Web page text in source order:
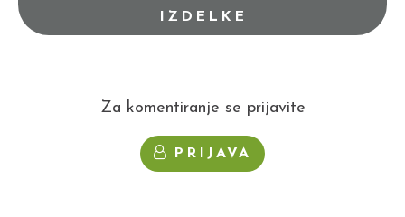
IZDELKE
Za komentiranje se prijavite
PRIJAVA